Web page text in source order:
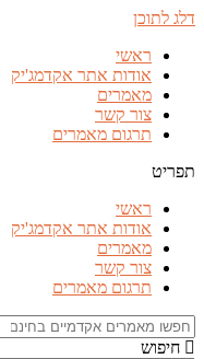
דלג לתוכן
ראשי
אודות אתר אקדמג'יק
מאמרים
צור קשר
תרגום מאמרים
תפריט
ראשי
אודות אתר אקדמג'יק
מאמרים
צור קשר
תרגום מאמרים
חיפוש